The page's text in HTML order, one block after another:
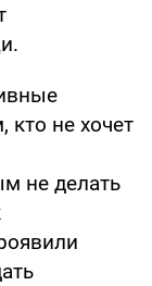
не хочет
не делать